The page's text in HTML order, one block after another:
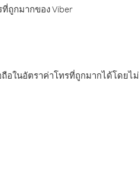
ถูกมากของ Viber
อในอัตราค่าโทรที่ถูกมากได้โดยไม่